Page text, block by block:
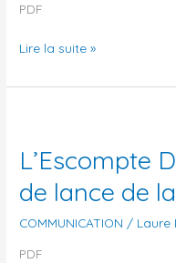
PDF
Lire la suite »
L’Escompte
de lance de
COMMUNICATION / Laure
PDF
le
de
la